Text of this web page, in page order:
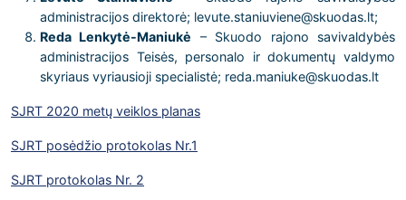
administracijos direktorė; levute.staniuviene@skuodas.lt;
Reda Lenkytė-Maniukė – Skuodo rajono savivaldybės
administracijos Teisės, personalo ir dokumentų valdymo
skyriaus vyriausioji specialistė; reda.maniuke@skuodas.lt
SJRT 2020 metų veiklos planas
SJRT posėdžio protokolas Nr.1
SJRT protokolas Nr. 2